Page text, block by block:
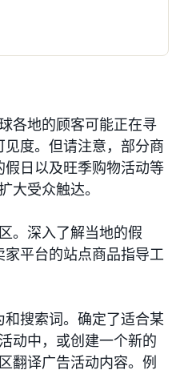
各地的顾客可能正在寻
度。但请注意，部分商
日以及旺季购物活动等
大受众触达。
。深入了解当地的假
平台的站点商品指导工
搜索词。确定了适合某
动中，或创建一个新的
翻译广告活动内容。例